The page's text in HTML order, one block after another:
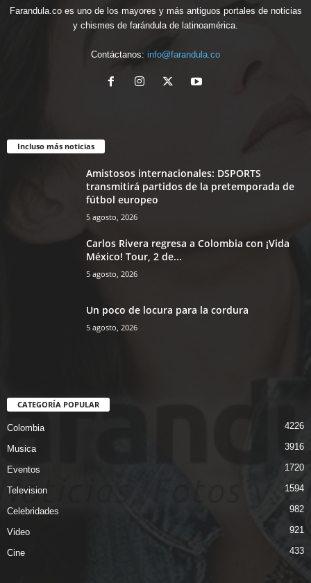
Farandula.co es uno de los mayores y más antiguos portales de noticias
y chismes de farándula de latinoamérica.
Contáctanos: info@farandula.co
Incluso más noticias
Amistosos internacionales: DSPORTS
transmitirá partidos de la pretemporada de
fútbol europeo
5 agosto, 2026
Carlos Rivera regresa a Colombia con ¡Vida
México! Tour, 2 de...
5 agosto, 2026
Un poco de locura para la cordura
5 agosto, 2026
CATEGORÍA POPULAR
Colombia 4226
Musica 3916
Eventos 1720
Television 1594
Celebridades 982
Video 921
Cine 433